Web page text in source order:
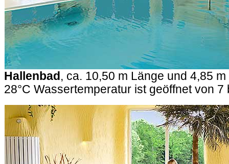
Hallenbad , ca. 10,50 m Länge und 4,85
28°C Wassertemperatur ist geöffnet von 7